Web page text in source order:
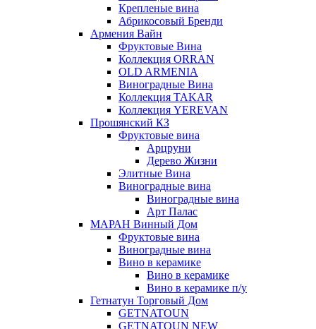
Крепленые вина
Абрикосовый Бренди
Армения Вайн
Фруктовые Вина
Коллекция ORRAN
OLD ARMENIA
Виноградные Вина
Коллекция TAKAR
Коллекция YEREVAN
Прошянский КЗ
Фруктовые вина
Арцруни
Дерево Жизни
Элитные Вина
Виноградные вина
Виноградные вина
Арт Палас
МАРАН Винный Дом
Фруктовые вина
Виноградные вина
Вино в керамике
Вино в керамике
Вино в керамике п/у
Гетнатун Торговый Дом
GETNATOUN
GETNATOUN NEW